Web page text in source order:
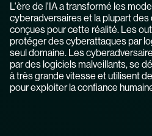
L'ère de l'IA a transformé les
cyberadversaires et la plupart
conçues pour cette réalité. Les
protéger des cyberattaques par
seul domaine. Les
par des logiciels malveillants, se
à très grande vitesse et utilisent
pour exploiter la confiance